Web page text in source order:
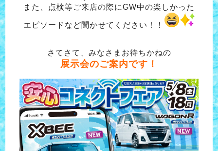
また、点検等ご来店の際にGW中の楽しかった
エピソードなど聞かせてください！！
さてさて、みなさまお待ちかねの
展示会のご案内です！